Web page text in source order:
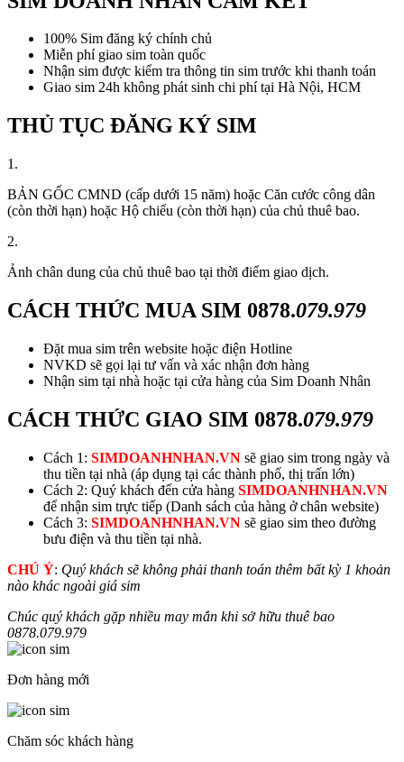
100% Sim đăng ký chính chủ
Miễn phí giao sim toàn quốc
Nhận sim được kiểm tra thông tin sim trước khi thanh toán
Giao sim 24h không phát sinh chi phí tại Hà Nội, HCM
THỦ TỤC ĐĂNG KÝ SIM
1.
BẢN GỐC CMND (cấp dưới 15 năm) hoặc Căn cước công dân
(còn thời hạn) hoặc Hộ chiếu (còn thời hạn) của chủ thuê bao.
2.
Ảnh chân dung của chủ thuê bao tại thời điểm giao dịch.
CÁCH THỨC MUA SIM 0878.079.979
Đặt mua sim trên website hoặc điện Hotline
NVKD sẽ gọi lại tư vấn và xác nhận đơn hàng
Nhận sim tại nhà hoặc tại cửa hàng của Sim Doanh Nhân
CÁCH THỨC GIAO SIM 0878.079.979
Cách 1: SIMDOANHNHAN.VN sẽ giao sim trong ngày và
thu tiền tại nhà (áp dụng tại các thành phố, thị trấn lớn)
Cách 2: Quý khách đến cửa hàng SIMDOANHNHAN.VN
để nhận sim trực tiếp (Danh sách của hàng ở chân website)
Cách 3: SIMDOANHNHAN.VN sẽ giao sim theo đường
bưu điện và thu tiền tại nhà.
CHÚ Ý: Quý khách sẽ không phải thanh toán thêm bất kỳ 1 khoản
nào khác ngoài giá sim
Chúc quý khách gặp nhiều may mắn khi sở hữu thuê bao
0878.079.979
Đơn hàng mới
Chăm sóc khách hàng